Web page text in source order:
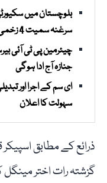
سرغنہ سمیت 4 زخمی
چیئرمین پی ٹی آئی
جنازہ آج ادا ہوگی
ای سم کے اجرا اور
سہولت کا اعلان
ذرائع کے مطابق
گزشتہ رات اختر مینگل